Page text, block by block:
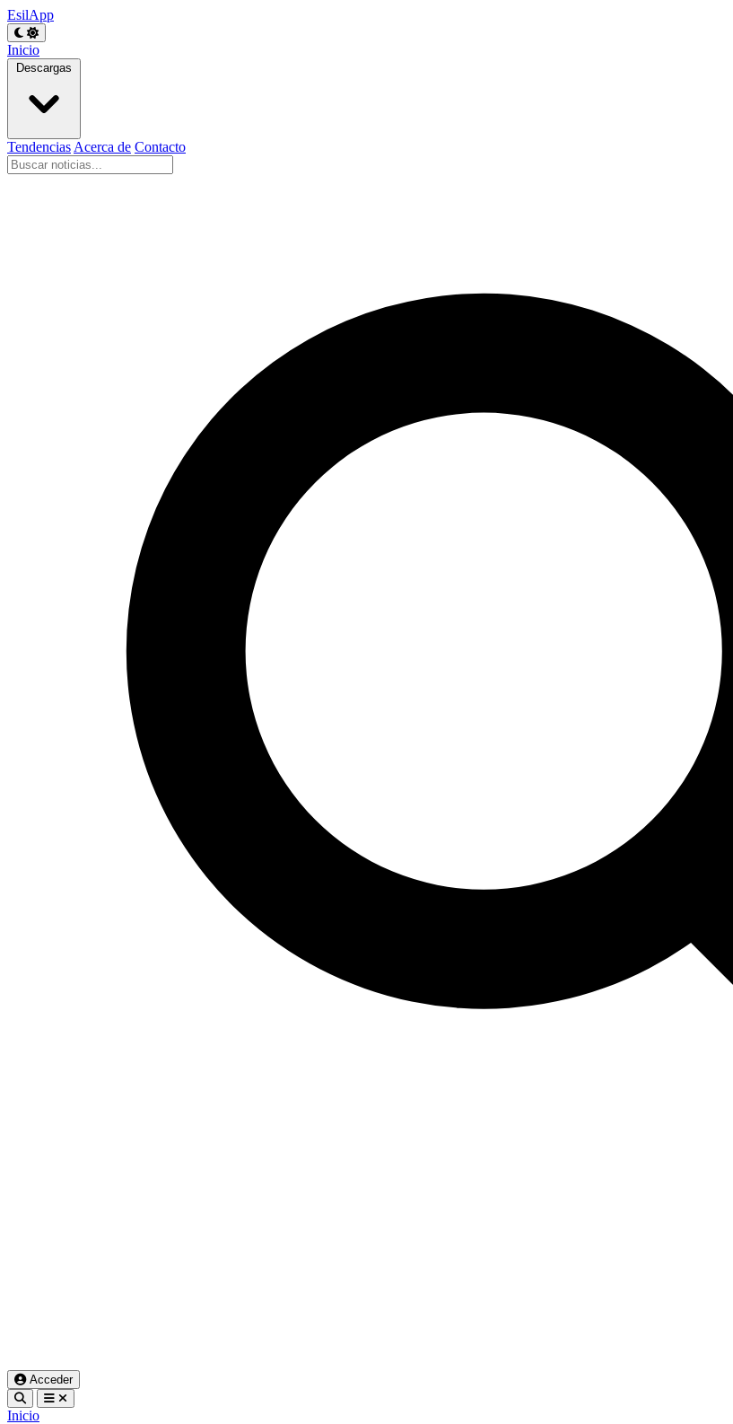
EsilApp
Inicio
Descargas
Tendencias Acerca de Contacto
Acceder
Inicio